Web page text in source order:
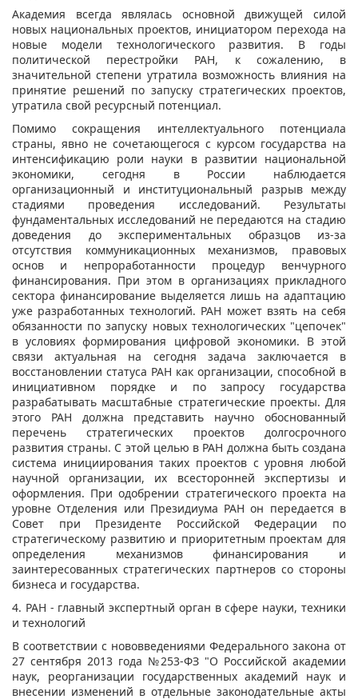
Академия всегда являлась основной движущей силой
новых национальных проектов, инициатором перехода на
новые модели технологического развития. В годы
политической перестройки РАН, к сожалению, в
значительной степени утратила возможность влияния на
принятие решений по запуску стратегических проектов,
утратила свой ресурсный потенциал.
Помимо сокращения интеллектуального потенциала
страны, явно не сочетающегося с курсом государства на
интенсификацию роли науки в развитии национальной
экономики, сегодня в России наблюдается
организационный и институциональный разрыв между
стадиями проведения исследований. Результаты
фундаментальных исследований не передаются на стадию
доведения до экспериментальных образцов из-за
отсутствия коммуникационных механизмов, правовых
основ и непроработанности процедур венчурного
финансирования. При этом в организациях прикладного
сектора финансирование выделяется лишь на адаптацию
уже разработанных технологий. РАН может взять на себя
обязанности по запуску новых технологических "цепочек"
в условиях формирования цифровой экономики. В этой
связи актуальная на сегодня задача заключается в
восстановлении статуса РАН как организации, способной в
инициативном порядке и по запросу государства
разрабатывать масштабные стратегические проекты. Для
этого РАН должна представить научно обоснованный
перечень стратегических проектов долгосрочного
развития страны. С этой целью в РАН должна быть создана
система инициирования таких проектов с уровня любой
научной организации, их всесторонней экспертизы и
оформления. При одобрении стратегического проекта на
уровне Отделения или Президиума РАН он передается в
Совет при Президенте Российской Федерации по
стратегическому развитию и приоритетным проектам для
определения механизмов финансирования и
заинтересованных стратегических партнеров со стороны
бизнеса и государства.
4. РАН - главный экспертный орган в сфере науки, техники
и технологий
В соответствии с нововведениями Федерального закона от
27 сентября 2013 года №253-ФЗ "О Российской академии
наук, реорганизации государственных академий наук и
внесении изменений в отдельные законодательные акты